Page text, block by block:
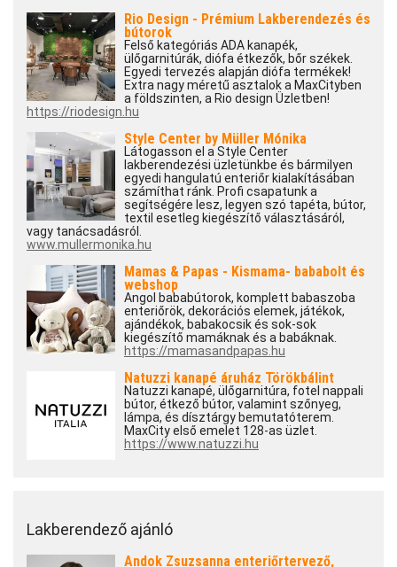
Rio Design - Prémium Lakberendezés és
bútorok
Felső kategóriás ADA kanapék,
ülőgarnitúrák, diófa étkezők, bőr székek.
Egyedi tervezés alapján diófa termékek!
Extra nagy méretű asztalok a MaxCityben
a földszinten, a Rio design Üzletben!
https://riodesign.hu
Style Center by Müller Mónika
Látogasson el a Style Center
lakberendezési üzletünkbe és bármilyen
egyedi hangulatú enteriőr kialakításában
számíthat ránk. Profi csapatunk a
segítségére lesz, legyen szó tapéta, bútor,
textil esetleg kiegészítő választásáról,
vagy tanácsadásról.
www.mullermonika.hu
Mamas & Papas - Kismama- bababolt és
webshop
Angol bababútorok, komplett babaszoba
enteriőrök, dekorációs elemek, játékok,
ajándékok, babakocsik és sok-sok
kiegészítő mamáknak és a babáknak.
https://mamasandpapas.hu
Natuzzi kanapé áruház Törökbálint
Natuzzi kanapé, ülőgarnitúra, fotel nappali
bútor, étkező bútor, valamint szőnyeg,
lámpa, és dísztárgy bemutatóterem.
MaxCity első emelet 128-as üzlet.
https://www.natuzzi.hu
Lakberendező ajánló
Andok Zsuzsanna enteriőrtervező,